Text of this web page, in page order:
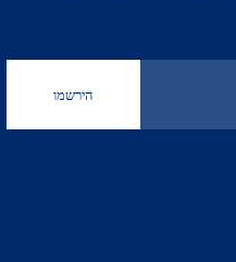
הירשמו